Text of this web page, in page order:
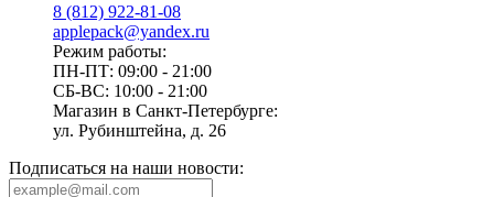
8 (812) 922-81-08
applepack@yandex.ru
Режим работы:
ПН-ПТ: 09:00 - 21:00
СБ-ВС: 10:00 - 21:00
Магазин в Санкт-Петербурге:
ул. Рубинштейна, д. 26
Подписаться на наши новости: